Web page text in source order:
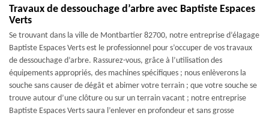
Travaux de dessouchage d’arbre avec Baptiste Espaces
Verts
Se trouvant dans la ville de Montbartier 82700, notre entreprise d’élagage
Baptiste Espaces Verts est le professionnel pour s’occuper de vos travaux
de dessouchage d’arbre. Rassurez-vous, grâce à l’utilisation des
équipements appropriés, des machines spécifiques ; nous enlèverons la
souche sans causer de dégât et abimer votre terrain ; que votre souche se
trouve autour d’une clôture ou sur un terrain vacant ; notre entreprise
Baptiste Espaces Verts saura l’enlever en profondeur et sans grosse